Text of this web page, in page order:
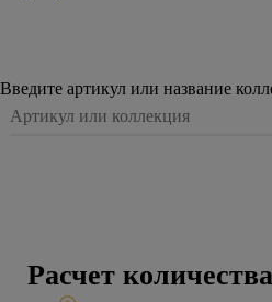
Введите артикул или название
Расчет